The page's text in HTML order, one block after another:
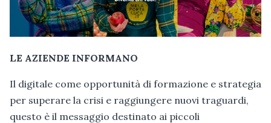
LE AZIENDE INFORMANO
Il digitale come opportunità di formazione e strategia
per superare la crisi e raggiungere nuovi traguardi,
questo è il messaggio destinato ai piccoli